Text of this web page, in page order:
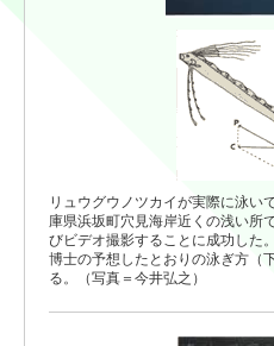
リュウグウノツカイが実際に泳い
庫県浜坂町穴見海岸近くの浅い所
びビデオ撮影することに成功した
博士の予想したとおりの泳ぎ方（
る。（写真＝今井弘之）